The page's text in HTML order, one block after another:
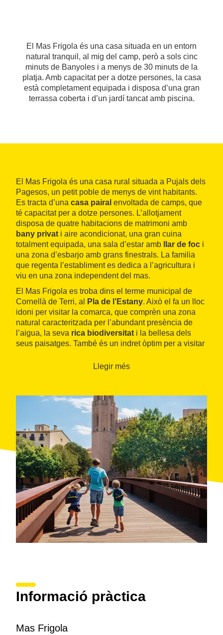
El Mas Frigola és una casa situada en un entorn
natural tranquil, al mig del camp, però a sols cinc
minuts de Banyoles i a menys de 30 minuts de la
platja. Amb capacitat per a dotze persones, la casa
està completament equipada i disposa d’una gran
terrassa coberta i d’un jardí tancat amb piscina.
El Mas Frigola és una casa rural situada a Pujals dels
Pagesos, un petit poble de menys de vint habitants.
Es tracta d’una casa pairal envoltada de camps, que
té capacitat per a dotze persones. L’allotjament
disposa de quatre habitacions de matrimoni amb
bany privat i aire acondicionat, una gran cuina
totalment equipada, una sala d’estar amb
llar de foc i
una zona d’esbarjo amb grans finestrals. La familia
que regenta l’establiment es dedica a l’agricultura i
viu en una zona independent del mas.
El Mas Frigola es troba dins el terme municipal de
Cornellà de Terri, al
Pla de l’Estany. Això el fa un lloc
idoni per visitar la comarca, que comprèn una zona
natural caracteritzada per l’abundant presència de
l’aigua, la seva rica biodiversitat i la bellesa dels
seus paisatges. També és un indret òptim per a visitar
Llegir més
Informació pràctica
Mas Frigola